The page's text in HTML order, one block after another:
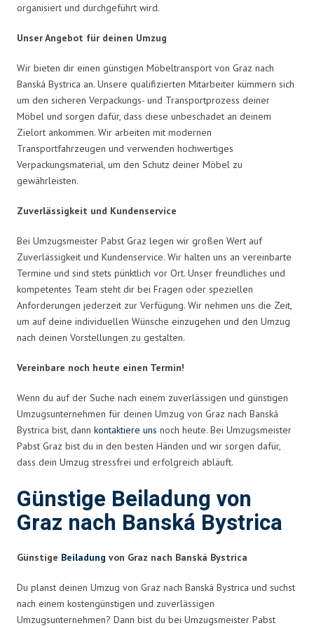
organisiert und durchgeführt wird.
Unser Angebot für deinen Umzug
Wir bieten dir einen günstigen Möbeltransport von Graz nach
Banská Bystrica an. Unsere qualifizierten Mitarbeiter kümmern sich
um den sicheren Verpackungs- und Transportprozess deiner
Möbel und sorgen dafür, dass diese unbeschadet an deinem
Zielort ankommen. Wir arbeiten mit modernen
Transportfahrzeugen und verwenden hochwertiges
Verpackungsmaterial, um den Schutz deiner Möbel zu
gewährleisten.
Zuverlässigkeit und Kundenservice
Bei Umzugsmeister Pabst Graz legen wir großen Wert auf
Zuverlässigkeit und Kundenservice. Wir halten uns an vereinbarte
Termine und sind stets pünktlich vor Ort. Unser freundliches und
kompetentes Team steht dir bei Fragen oder speziellen
Anforderungen jederzeit zur Verfügung. Wir nehmen uns die Zeit,
um auf deine individuellen Wünsche einzugehen und den Umzug
nach deinen Vorstellungen zu gestalten.
Vereinbare noch heute einen Termin!
Wenn du auf der Suche nach einem zuverlässigen und günstigen
Umzugsunternehmen für deinen Umzug von Graz nach Banská
Bystrica bist, dann kontaktiere uns noch heute. Bei Umzugsmeister
Pabst Graz bist du in den besten Händen und wir sorgen dafür,
dass dein Umzug stressfrei und erfolgreich abläuft.
Günstige Beiladung von
Graz nach Banská Bystrica
Günstige Beiladung von Graz nach Banská Bystrica
Du planst deinen Umzug von Graz nach Banská Bystrica und suchst
nach einem kostengünstigen und zuverlässigen
Umzugsunternehmen? Dann bist du bei Umzugsmeister Pabst